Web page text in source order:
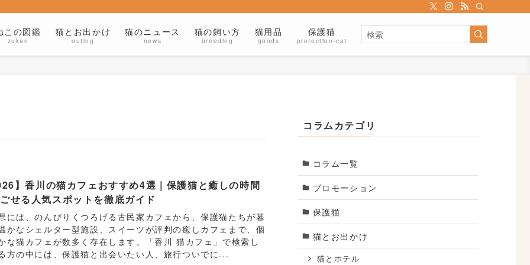
この図鑑
zukan
猫とお出かけ
outing
猫のニュース
news
猫の飼い方
breeding
猫用品
goods
保護猫
protection-cat
】香川の猫カフェおすすめ4選｜保護猫と癒しの時間
せる人気スポットを徹底ガイド
には、のんびりくつろげる古民家カフェから、保護猫たちが暮
かなシェルター型施設、スイーツが評判の癒しカフェまで、個
な猫カフェが数多く存在します。「香川 猫カフェ」で検索し
方の中には、保護猫と出会いたい人、旅行ついでに...
コラムカテゴリ
コラム一覧
プロモーション
保護猫
猫とお出かけ
猫とホテル